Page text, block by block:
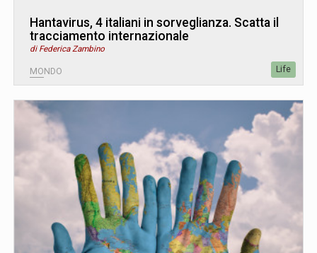
Hantavirus, 4 italiani in sorveglianza. Scatta il
tracciamento internazionale
di Federica Zambino
MONDO Life